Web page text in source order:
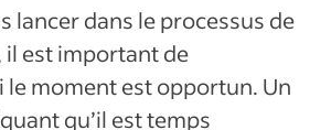
lancer dans le processus de
est important de
le moment est opportun. Un
qu’il est temps